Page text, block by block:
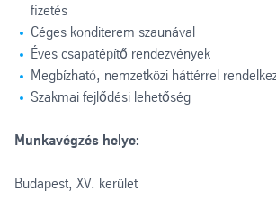
fizetés
Céges konditerem szaunával
Éves csapatépítő rendezvények
Megbízható, nemzetközi háttérrel
Szakmai fejlődési lehetőség
Munkavégzés helye:
Budapest, XV. kerület